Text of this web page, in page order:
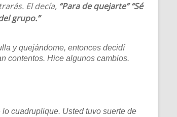
El decía, “Para de quejarte” “Sé
grupo.”
y quejándome, entonces decidí
contentos. Hice algunos cambios.
cuadruplique. Usted tuvo suerte de